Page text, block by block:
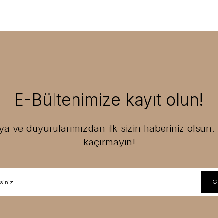
E-Bültenimize kayıt olun!
ve duyurularımızdan ilk sizin haberiniz olsun.
kaçırmayın!